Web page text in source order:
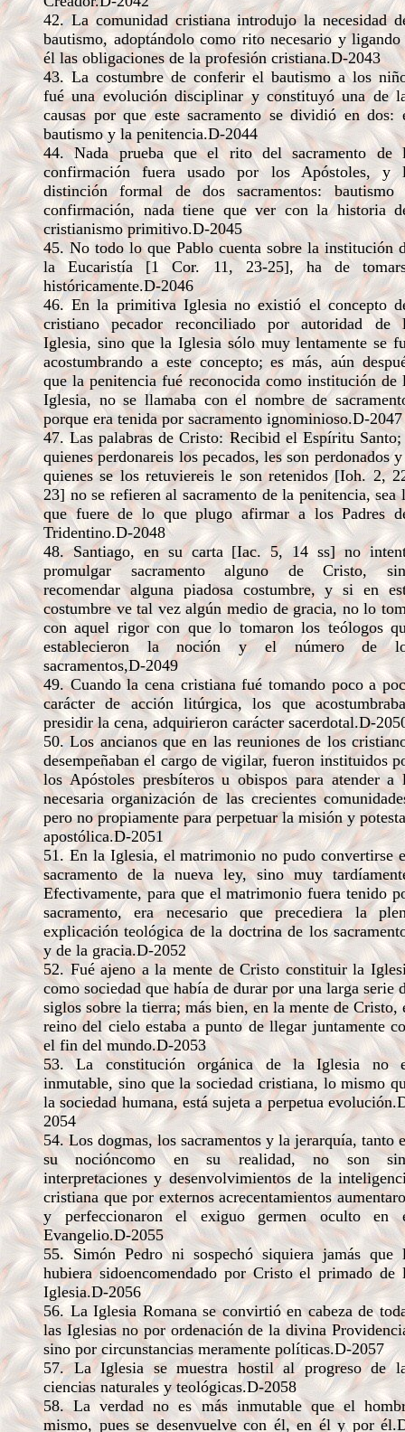
42. La comunidad cristiana introdujo la necesidad
bautismo, adoptándolo como rito necesario y ligando
él las obligaciones de la profesión cristiana.D-2043
43. La costumbre de conferir el bautismo a los
fué una evolución disciplinar y constituyó una de
causas por que este sacramento se dividió en dos:
bautismo y la penitencia.D-2044
44. Nada prueba que el rito del sacramento de
confirmación fuera usado por los Apóstoles, y
distinción formal de dos sacramentos: bautismo
confirmación, nada tiene que ver con la historia
cristianismo primitivo.D-2045
45. No todo lo que Pablo cuenta sobre la institución
la Eucaristía [1 Cor. 11, 23-25], ha de
históricamente.D-2046
46. En la primitiva Iglesia no existió el concepto
cristiano pecador reconciliado por autoridad de
Iglesia, sino que la Iglesia sólo muy lentamente se
acostumbrando a este concepto; es más, aún
que la penitencia fué reconocida como institución de
Iglesia, no se llamaba con el nombre de
porque era tenida por sacramento ignominioso.D-2047
47. Las palabras de Cristo: Recibid el Espíritu Santo;
quienes perdonareis los pecados, les son perdonados y
quienes se los retuviereis le son retenidos [Ioh. 2,
23] no se refieren al sacramento de la penitencia, sea
que fuere de lo que plugo afirmar a los Padres
Tridentino.D-2048
48. Santiago, en su carta [Iac. 5, 14 ss] no
promulgar sacramento alguno de Cristo,
recomendar alguna piadosa costumbre, y si en
costumbre ve tal vez algún medio de gracia, no lo
con aquel rigor con que lo tomaron los teólogos
establecieron la noción y el número de
sacramentos,D-2049
49. Cuando la cena cristiana fué tomando poco a
carácter de acción litúrgica, los que
presidir la cena, adquirieron carácter sacerdotal.D-
50. Los ancianos que en las reuniones de los
desempeñaban el cargo de vigilar, fueron instituidos
los Apóstoles presbíteros u obispos para atender a
necesaria organización de las crecientes
pero no propiamente para perpetuar la misión y
apostólica.D-2051
51. En la Iglesia, el matrimonio no pudo convertirse
sacramento de la nueva ley, sino muy
Efectivamente, para que el matrimonio fuera tenido
sacramento, era necesario que precediera la
explicación teológica de la doctrina de los
y de la gracia.D-2052
52. Fué ajeno a la mente de Cristo constituir la
como sociedad que había de durar por una larga serie
siglos sobre la tierra; más bien, en la mente de Cristo,
reino del cielo estaba a punto de llegar juntamente
el fin del mundo.D-2053
53. La constitución orgánica de la Iglesia no
inmutable, sino que la sociedad cristiana, lo mismo
la sociedad humana, está sujeta a perpetua
2054
54. Los dogmas, los sacramentos y la jerarquía, tanto
su nocióncomo en su realidad, no son
interpretaciones y desenvolvimientos de la
cristiana que por externos acrecentamientos
y perfeccionaron el exiguo germen oculto en
Evangelio.D-2055
55. Simón Pedro ni sospechó siquiera jamás que
hubiera sidoencomendado por Cristo el primado de
Iglesia.D-2056
56. La Iglesia Romana se convirtió en cabeza de
las Iglesias no por ordenación de la divina
sino por circunstancias meramente políticas.D-2057
57. La Iglesia se muestra hostil al progreso de
ciencias naturales y teológicas.D-2058
58. La verdad no es más inmutable que el
mismo, pues se desenvuelve con él, en él y por